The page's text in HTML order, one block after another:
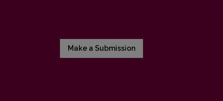
Make a Submission